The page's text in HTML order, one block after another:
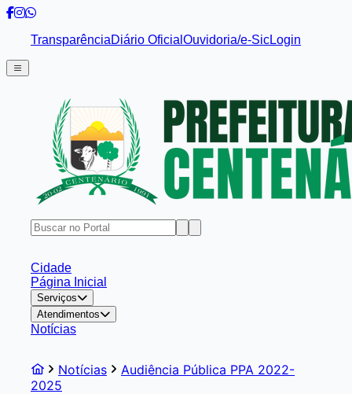
TransparênciaDiário Oficial Ouvidoria/e-SicLogin
Cidade
Página Inicial
Serviços
Atendimentos
Notícias
Notícias
Audiência Pública PPA 2022-
2025